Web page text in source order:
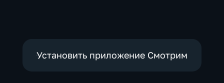
Установить приложение Смотрим